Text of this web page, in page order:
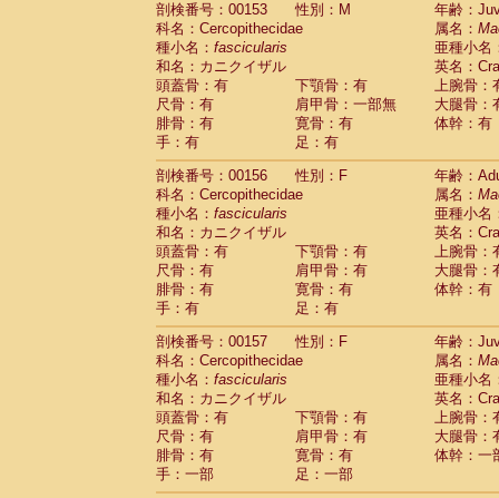
剖検番号：00153
性別：M
年齢：
科名：Cercopithecidae
属名：
種小名： fascicularis
亜種小名
和名：カニクイザル
英名：
頭蓋骨：有
下顎骨：有
上腕骨：
尺骨：有
肩甲骨：一部無
大腿骨：
腓骨：有
寛骨：有
体幹：有
手：有
足：有
剖検番号：00156
性別：F
年齢：
科名：Cercopithecidae
属名：
種小名： fascicularis
亜種小名
和名：カニクイザル
英名：
頭蓋骨：有
下顎骨：有
上腕骨：
尺骨：有
肩甲骨：有
大腿骨：
腓骨：有
寛骨：有
体幹：有
手：有
足：有
剖検番号：00157
性別：F
年齢：
科名：Cercopithecidae
属名：
種小名： fascicularis
亜種小名
和名：カニクイザル
英名：
頭蓋骨：有
下顎骨：有
上腕骨：
尺骨：有
肩甲骨：有
大腿骨：
腓骨：有
寛骨：有
体幹：一
手：一部
足：一部